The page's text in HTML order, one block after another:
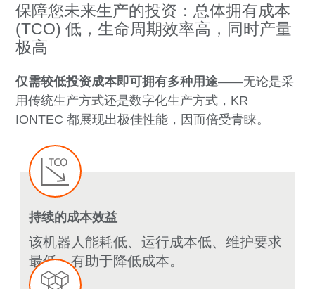
保障您未来生产的投资：总体拥有成本
(TCO) 低，生命周期效率高，同时产量
极高
仅需较低投资成本即可拥有多种用途——无论是采
用传统生产方式还是数字化生产方式，KR
IONTEC 都展现出极佳性能，因而倍受青睐。
持续的成本效益
该机器人能耗低、运行成本低、维护要求
最低，有助于降低成本。